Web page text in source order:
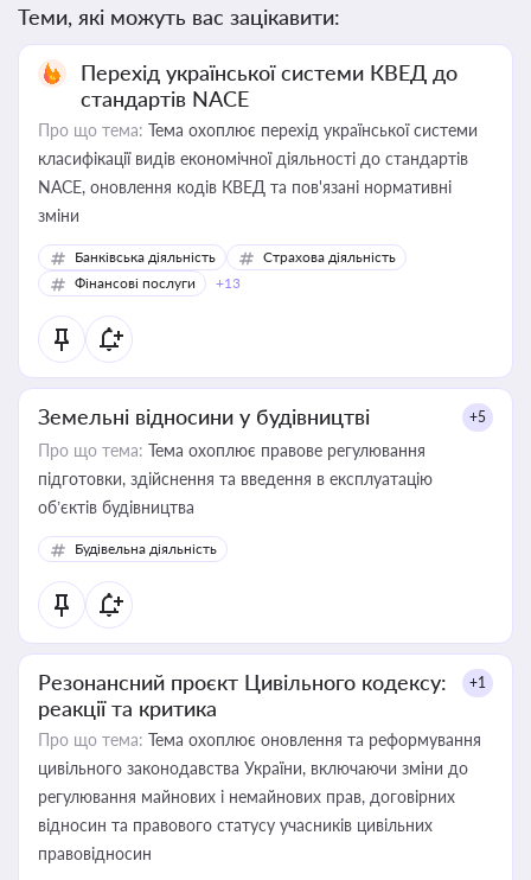
Теми, які можуть вас зацікавити:
Перехід української системи КВЕД до
стандартів NACE
Про що тема: Тема охоплює перехід української системи
класифікації видів економічної діяльності до стандартів
NACE, оновлення кодів КВЕД та пов'язані нормативні
зміни
Банківська діяльність
Страхова діяльність
Фінансові послуги
+13
Земельні відносини у будівництві +5
Про що тема: Тема охоплює правове регулювання
підготовки, здійснення та введення в експлуатацію
об’єктів будівництва
Будівельна діяльність
Резонансний проєкт Цивільного кодексу:
реакції та критика
+1
Про що тема: Тема охоплює оновлення та реформування
цивільного законодавства України, включаючи зміни до
регулювання майнових і немайнових прав, договірних
відносин та правового статусу учасників цивільних
правовідносин